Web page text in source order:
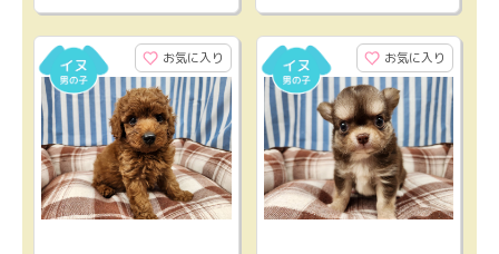
お気に入り お気に入り